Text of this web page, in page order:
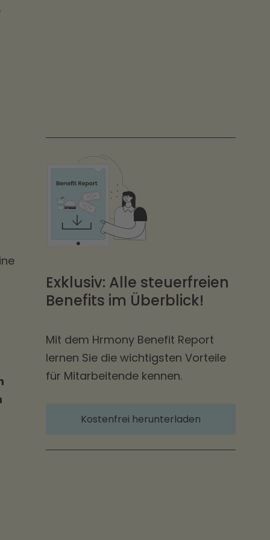
Exklusiv: Alle steuerfreien
Benefits im Überblick!
Mit dem Hrmony Benefit Report
lernen Sie die wichtigsten Vorteile
für Mitarbeitende kennen.
Kostenfrei herunterladen